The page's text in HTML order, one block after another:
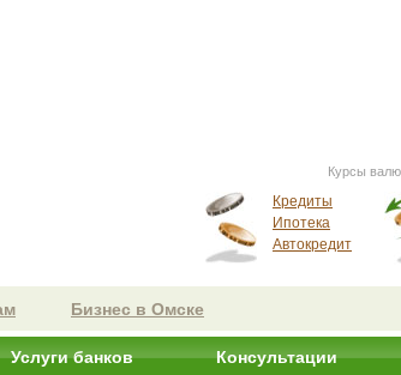
Курсы
Кредиты
Ипотека
Автокредит
Бизнес в Омске
Услуги банков Консультации